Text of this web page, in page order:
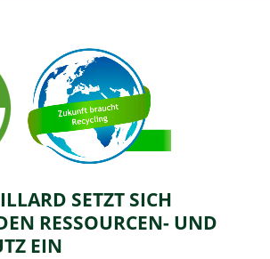
SETZT SICH
RESSOURCEN- UND
EIN